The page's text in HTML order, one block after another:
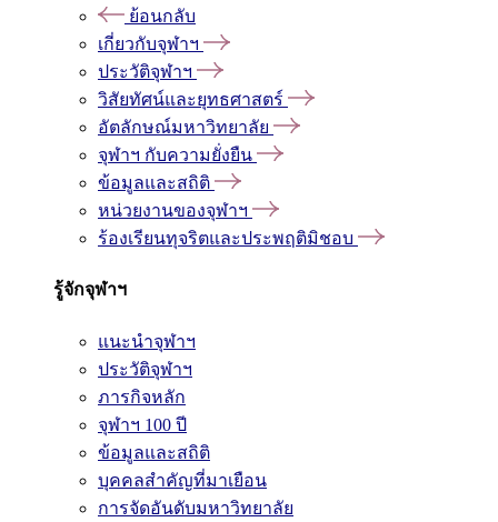
ย้อนกลับ
เกี่ยวกับจุฬาฯ
ประวัติจุฬาฯ
วิสัยทัศน์และยุทธศาสตร์
อัตลักษณ์มหาวิทยาลัย
จุฬาฯ กับความยั่งยืน
ข้อมูลและสถิติ
หน่วยงานของจุฬาฯ
ร้องเรียนทุจริตและประพฤติมิชอบ
รู้จักจุฬาฯ
แนะนำจุฬาฯ
ประวัติจุฬาฯ
ภารกิจหลัก
จุฬาฯ 100 ปี
ข้อมูลและสถิติ
บุคคลสำคัญที่มาเยือน
การจัดอันดับมหาวิทยาลัย